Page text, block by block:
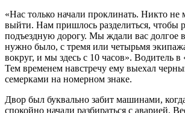
«Нас только начали проклинать. Никто не
выйти. Нам пришлось разделиться, чтобы
подъездную дорогу. Мы ждали вас долгое
нужно было, с тремя или четырьмя
вокруг, и мы здесь с 10 часов». Водитель
Тем временем навстречу ему выехал
семерками на номерном знаке.
Двор был буквально забит машинами,
спокойно начали разбираться с аварией.